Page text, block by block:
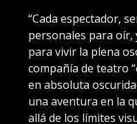
“Cada espectador,
personales para oír,
para vivir la plena
compañía de teatro
en absoluta
una aventura en la
allá de los límites